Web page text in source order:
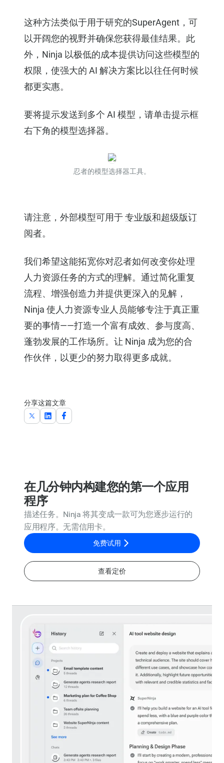
这种方法类似于用于研究的SuperAgent，可
以开阔您的视野并确保您获得最佳结果。此
外，Ninja 以极低的成本提供访问这些模型的
权限，使强大的 AI 解决方案比以往任何时候
都更实惠。
要将提示发送到多个 AI 模型，请单击提示框
右下角的模型选择器。
忍者的模型选择器工具。
请注意，外部模型可用于专业版和超级版订
阅者。
我们希望这能拓宽你对忍者如何改变你处理
人力资源任务的方式的理解。通过简化重复
流程、增强创造力并提供更深入的见解，
Ninja 使人力资源专业人员能够专注于真正重
要的事情——打造一个富有成效、参与度高、
蓬勃发展的工作场所。让 Ninja 成为您的合
作伙伴，以更少的努力取得更多成就。
分享这篇文章
在几分钟内构建您的第一个应用
程序
描述任务。Ninja 将其变成一款可为您逐步运行的
应用程序。无需信用卡。
免费试用
查看定价